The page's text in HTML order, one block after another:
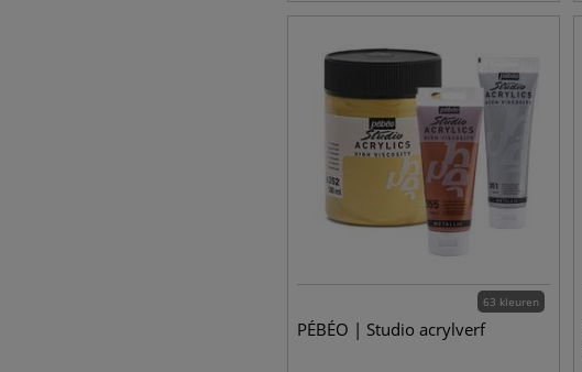
63 kleuren
PÉBÉO | Studio acrylverf